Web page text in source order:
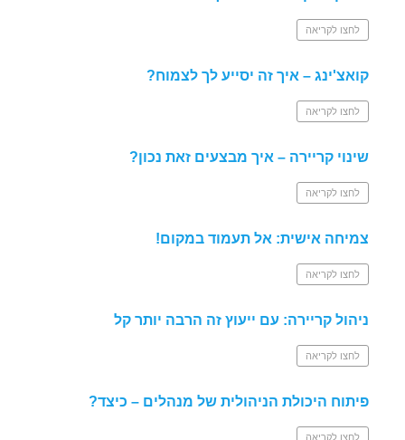
לחצו לקריאה
קואצ'ינג – איך זה יסייע לך לצמוח?
לחצו לקריאה
שינוי קריירה – איך מבצעים זאת נכון?
לחצו לקריאה
צמיחה אישית: אל תעמוד במקום!
לחצו לקריאה
ניהול קריירה: עם ייעוץ זה הרבה יותר קל
לחצו לקריאה
פיתוח היכולת הניהולית של מנהלים – כיצד?
לחצו לקריאה